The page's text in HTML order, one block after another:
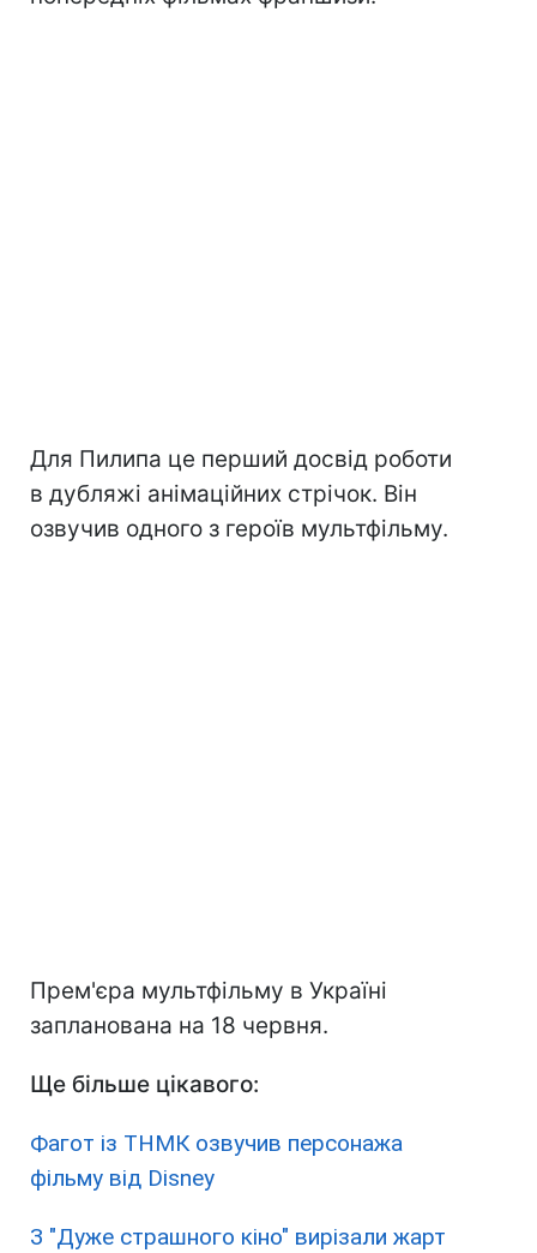
Для Пилипа це перший досвід роботи
в дубляжі анімаційних стрічок. Він
озвучив одного з героїв мультфільму.
Прем'єра мультфільму в Україні
запланована на 18 червня.
Ще більше цікавого:
Фагот із ТНМК озвучив персонажа
фільму від Disney
З "Дуже страшного кіно" вирізали жарт